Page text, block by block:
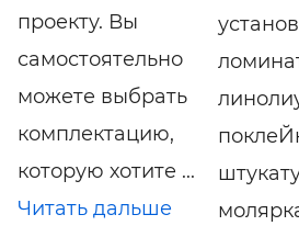
проекту. Вы
самостоятельно
можете выбрать
комплектацию,
которую хотите ...
Читать дальше